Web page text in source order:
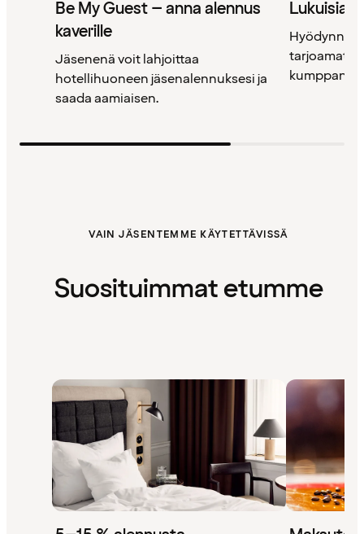
Be My Guest – anna alennus
kaverille
Jäsenenä voit lahjoittaa
hotellihuoneen jäsenalennuksesi ja
saada aamiaisen.
Lukuisia
Hyödynnä
tarjoamat
VAIN JÄSENTEMME KÄYTETTÄVISSÄ
Suosituimmat etumme